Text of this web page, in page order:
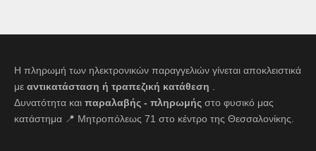
Η πληρωμή των ηλεκτρονικών παραγγελιών γίνεται αποκλειστικά
με αντικατάσταση ή τραπεζική κατάθεση
Δυνατότητα και παραλαβής - πληρωμής στο φυσικό μας
κατάστημα 📍 Μητροπόλεως 71 στο κέντρο της Θεσσαλονίκης.